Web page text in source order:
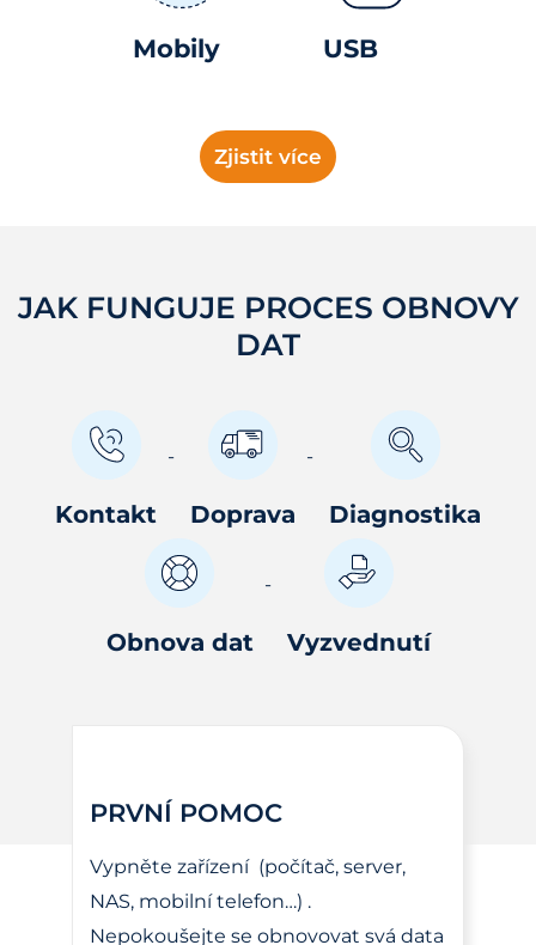
Mobily USB
Zjistit více
JAK FUNGUJE PROCES OBNOVY
DAT
Kontakt Doprava Diagnostika
Obnova dat Vyzvednutí
PRVNÍ POMOC
Vypněte zařízení (počítač, server,
NAS, mobilní telefon…) .
Nepokoušejte se obnovovat svá data